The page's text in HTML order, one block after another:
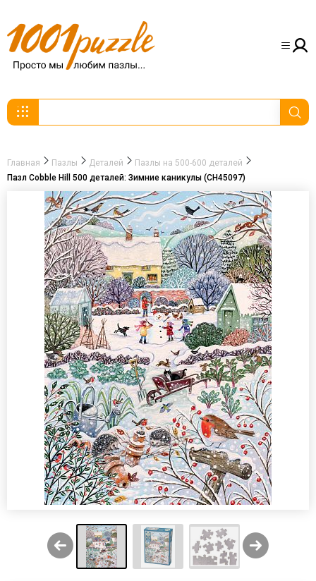
Главная Пазлы Деталей
Пазлы на 500-600 деталей
Пазл Cobble Hill 500 деталей: Зимние каникулы (CH45097)